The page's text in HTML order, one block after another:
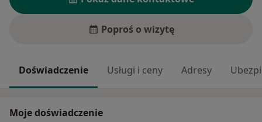
Poproś o wizytę
Doświadczenie Usługi i ceny Adresy
Moje doświadczenie